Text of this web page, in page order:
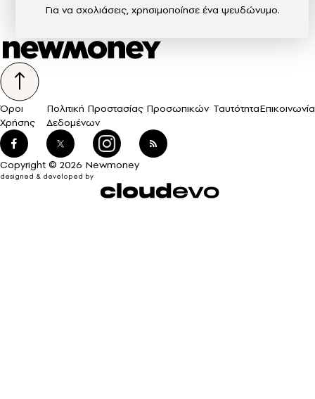
Για να σχολιάσεις, χρησιμοποίησε ένα ψευδώνυμο.
Όροι
Χρήσης
Πολιτική Προστασίας Προσωπικών
Δεδομένων
ΤαυτότηταΕπικοινωνία
Copyright © 2026 Newmoney
designed & developed by